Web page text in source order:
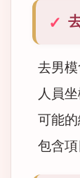
去男
人員
可能
包含項